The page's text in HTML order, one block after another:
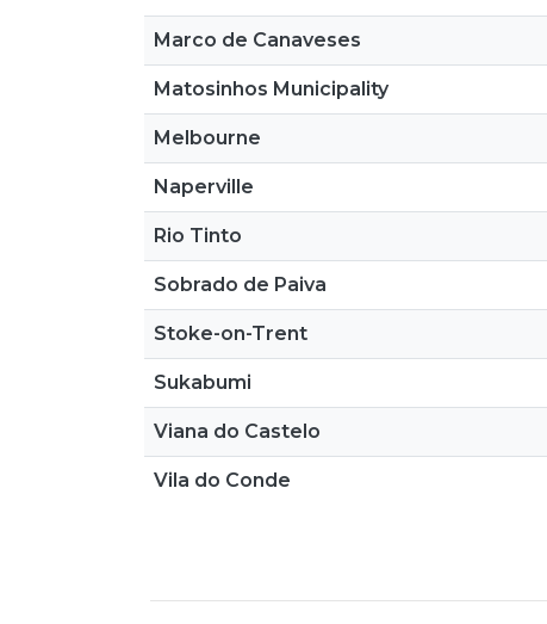
Marco de Canaveses
Matosinhos Municipality
Melbourne
Naperville
Rio Tinto
Sobrado de Paiva
Stoke-on-Trent
Sukabumi
Viana do Castelo
Vila do Conde